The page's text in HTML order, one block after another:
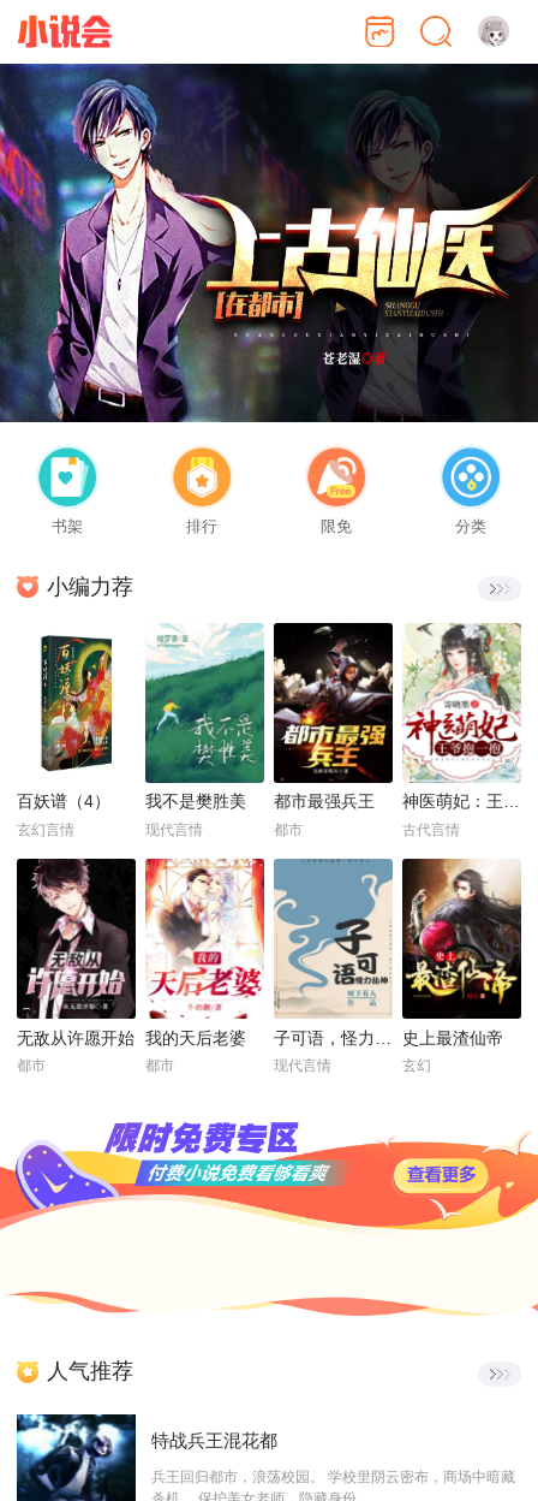
书架 排行 限免 分类
小编力荐
百妖谱（4）
玄幻言情
我不是樊胜美
现代言情
都市最强兵王
都市
神医萌妃：王爷，抱一抱！
古代言情
无敌从许愿开始
都市
我的天后老婆
都市 现代言情
史上最渣仙帝
玄幻
人气推荐
特战兵王混花都
兵王回归都市，浪荡校园。 学校里阴云密布，商场中暗藏